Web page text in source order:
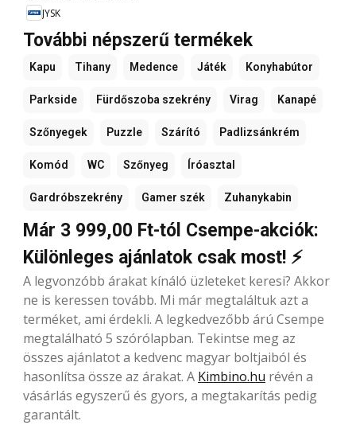
JYSK
További népszerű termékek
Kapu Tihany Medence Játék Konyhabútor
Parkside Fürdőszoba szekrény Virag Kanapé
Szőnyegek Puzzle Szárító Padlizsánkrém
Komód WC Szőnyeg Íróasztal
Gardróbszekrény Gamer szék Zuhanykabin
Már 3 999,00 Ft-tól Csempe-akciók:
Különleges ajánlatok csak most! ⚡
A legvonzóbb árakat kínáló üzleteket keresi? Akkor
ne is keressen tovább. Mi már megtaláltuk azt a
terméket, ami érdekli. A legkedvezőbb árú Csempe
megtalálható 5 szórólapban. Tekintse meg az
összes ajánlatot a kedvenc magyar boltjaiból és
hasonlítsa össze az árakat. A Kimbino.hu révén a
vásárlás egyszerű és gyors, a megtakarítás pedig
garantált.